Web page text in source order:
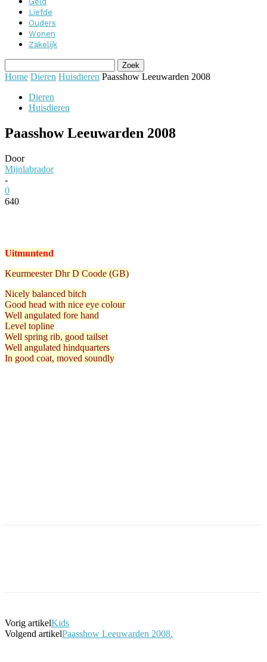
Liefde
Ouders
Wonen
Zakelijk
Home Dieren Huisdieren Paasshow Leeuwarden 2008
Dieren
Huisdieren
Paasshow Leeuwarden 2008
Door
Mijnlabrador
-
0
640
Uitmuntend
Keurmeester Dhr D Coode (GB)
Nicely balanced bitch
Good head with nice eye colour
Well angulated fore hand
Level topline
Well spring rib, good tailset
Well angulated hindquarters
In good coat, moved soundly
Vorig artikelKids
Volgend artikelPaasshow Leeuwarden 2008.